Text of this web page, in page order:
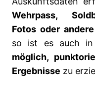
Wehrpass,
Fotos oder
so ist es auch in
möglich,
Ergebnisse zu